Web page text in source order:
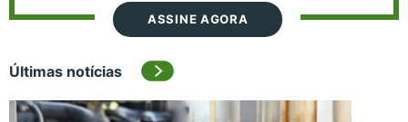
ASSINE AGORA
Últimas notícias